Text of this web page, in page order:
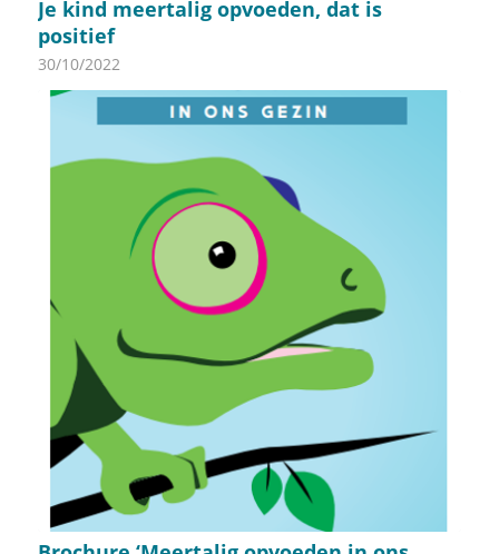
Je kind meertalig opvoeden, dat is
positief
30/10/2022